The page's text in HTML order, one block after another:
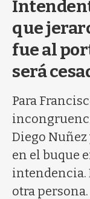
que
fue al
será
Para
Diego
en el buque
intendencia.
otra persona.